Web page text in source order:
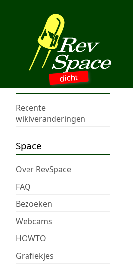
dicht
Recente
wikiveranderingen
Space
Over RevSpace
FAQ
Bezoeken
Webcams
HOWTO
Grafiekjes